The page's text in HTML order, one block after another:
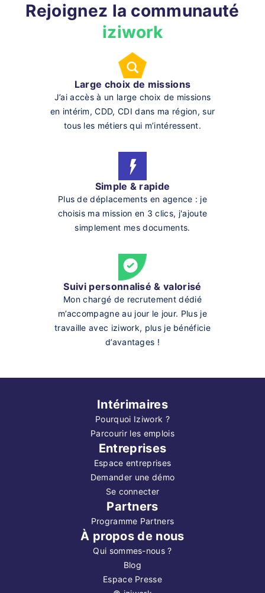
Rejoignez la communauté
iziwork
Large choix de missions
J’ai accès à un large choix de missions
en intérim, CDD, CDI dans ma région, sur
tous les métiers qui m’intéressent.
Simple & rapide
Plus de déplacements en agence : je
choisis ma mission en 3 clics, j'ajoute
simplement mes documents.
Suivi personnalisé & valorisé
Mon chargé de recrutement dédié
m’accompagne au jour le jour. Plus je
travaille avec iziwork, plus je bénéficie
d’avantages !
Intérimaires
Pourquoi Iziwork ?
Parcourir les emplois
Entreprises
Espace entreprises
Demander une démo
Se connecter
Partners
Programme Partners
À propos de nous
Qui sommes-nous ?
Blog
Espace Presse